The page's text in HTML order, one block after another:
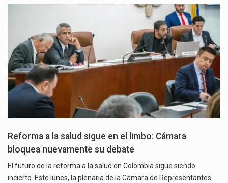
Reforma a la salud sigue en el limbo: Cámara
bloquea nuevamente su debate
El futuro de la reforma a la salud en Colombia sigue siendo
incierto. Este lunes, la plenaria de la Cámara de Representantes